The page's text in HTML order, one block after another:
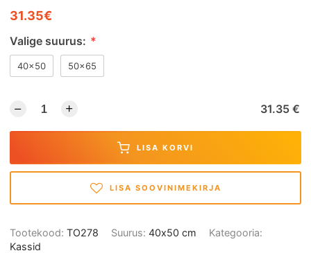
31.35€
Valige suurus: *
40x50 50x65
31.35 €
LISA KORVI
LISA SOOVINIMEKIRJA
Tootekood: TO278 Suurus: 40х50 cm
Kategooria:
Kassid